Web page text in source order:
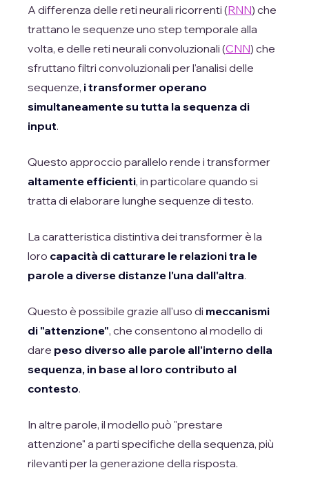
A differenza delle reti neurali ricorrenti (RNN) che
trattano le sequenze uno step temporale alla
volta, e delle reti neurali convoluzionali (CNN) che
sfruttano filtri convoluzionali per l'analisi delle
sequenze, i transformer operano
simultaneamente su tutta la sequenza di
input.
Questo approccio parallelo rende i transformer
altamente efficienti, in particolare quando si
tratta di elaborare lunghe sequenze di testo.
La caratteristica distintiva dei transformer è la
loro capacità di catturare le relazioni tra le
parole a diverse distanze l'una dall'altra.
Questo è possibile grazie all'uso di meccanismi
di "attenzione", che consentono al modello di
dare peso diverso alle parole all'interno della
sequenza, in base al loro contributo al
contesto.
In altre parole, il modello può "prestare
attenzione" a parti specifiche della sequenza, più
rilevanti per la generazione della risposta.